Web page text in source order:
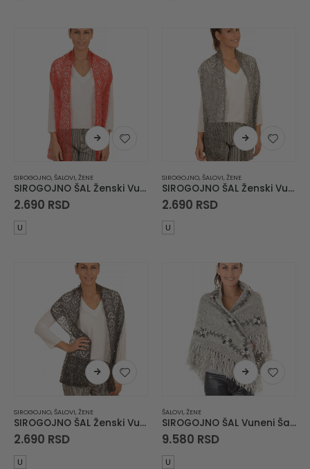
SIROGOJNO, ŠALOVI, ŽENE
SIROGOJNO ŠAL Ženski Vuneni Šal 6063-1770
2.690 RSD
U
SIROGOJNO, ŠALOVI, ŽENE
SIROGOJNO ŠAL Ženski Vuneni Šal 6063-9102
2.690 RSD
U
SIROGOJNO, ŠALOVI, ŽENE
SIROGOJNO ŠAL Ženski Vuneni Šal 6063-9103
2.690 RSD
U
ŠALOVI, ŽENE
SIROGOJNO ŠAL Vuneni Šal Troper
9.580 RSD
U